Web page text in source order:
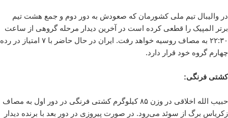
در والیبال تیم ملی کشورمان که صعودش به دور دوم و جمع هشت تیم
برتر المپیک را قطعی کرده است در آخرین دیدار مرحله گروهی از ساعت
۲۲:۳۰ به مصاف روسیه خواهد رفت. ایران در حال حاضر با ۷ امتیاز در رده
چهارم گروه خود قرار دارد.
کشتی فرنگی:
حبیب الله اخلاقی در وزن ۸۵ کیلوگرم کشتی فرنگی در دور اول به مصاف
زکریاس برگ از سوئد می‌رود. در صورت پیروزی در دور بعد با برنده دیدار